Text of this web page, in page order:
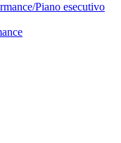
Piano esecutivo